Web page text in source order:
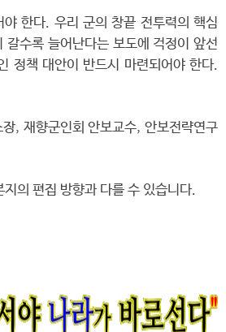
야 한다. 우리 군의 창끝 전투력의 핵심
갈수록 늘어난다는 보도에 걱정이 앞선
정책 대안이 반드시 마련되어야 한다.
, 재향군인회 안보교수, 안보전략연구
의 편집 방향과 다를 수 있습니다.